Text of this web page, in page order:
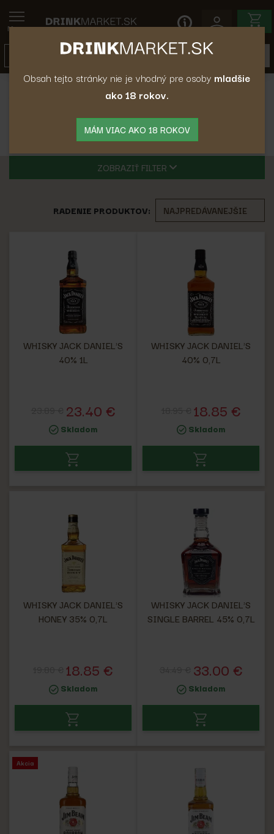
Obsah tejto stránky nie je vhodný pre osoby mladšie
ako 18 rokov.
MÁM VIAC AKO 18 ROKOV
Menu
Americká Whiskey
Americká Whiskey
ZOBRAZIŤ FILTER
RADENIE PRODUKTOV:
WHISKY JACK DANIEL'S
40% 1L
23.40 €
Skladom
WHISKY JACK DANIEL'S
40% 0,7L
18.85 €
Skladom
WHISKY JACK DANIEL'S
HONEY 35% 0,7L
18.85 €
Skladom
WHISKY JACK DANIEL'S
SINGLE BARREL 45% 0,7L
33.00 €
Skladom
Akcia